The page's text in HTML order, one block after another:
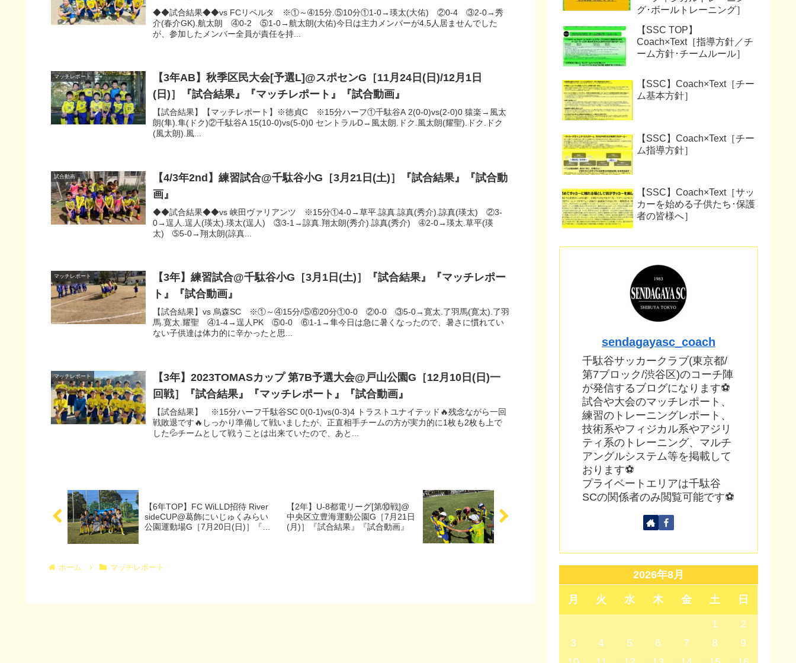
◆◆試合結果◆◆vs FCリベルタ ※①～➃15分.⑤10分①1-0→瑛太(大佑) ②0-4 ③2-0→秀
介(春介GK).航太朗 ④0-2 ⑤1-0→航太朗(大佑)今日は主力メンバーが4.5人居ませんでした
が、参加したメンバー全員が責任を持...
マッチレポート
【3年AB】秋季区民大会[予選L]@スポセンG［11月24日(日)/12月1日
(日)］『試合結果』『マッチレポート』『試合動画』
【試合結果】【マッチレポート】※徳貞C ※15分ハーフ①千駄谷A 2(0-0)vs(2-0)0 猿楽→風太
朗(隼).隼(ドク)②千駄谷A 15(10-0)vs(5-0)0 セントラルD→風太朗.ドク.風太朗(耀聖).ドク.ドク
(風太朗).風...
試合動画
【4/3年2nd】練習試合@千駄谷小G［3月21日(土)］『試合結果』『試合動
画』
◆◆試合結果◆◆vs 峡田ヴァリアンツ ※15分①4-0→草平.諒真.諒真(秀介).諒真(瑛太) ②3-
0→逞人.逞人(瑛太).瑛太(逞人) ③3-1→諒真.翔太朗(秀介).諒真(秀介) ➃2-0→瑛太.草平(瑛
太) ➄5-0→翔太朗(諒真...
マッチレポート
【3年】練習試合@千駄谷小G［3月1日(土)］『試合結果』『マッチレポー
ト』『試合動画』
【試合結果】vs 烏森SC ※①～④15分/⑤⑥20分①0-0 ②0-0 ③5-0→寛太.了羽馬(寛太).了羽
馬.寛太.耀聖 ④1-4→逞人PK ⑤0-0 ⑥1-1→隼今日は急に暑くなったので、暑さに慣れてい
ない子供達は体力的に辛かったと思...
マッチレポート
【3年】2023TOMASカップ 第7B予選大会@戸山公園G［12月10日(日)一
回戦］『試合結果』『マッチレポート』『試合動画』
【試合結果】 ※15分ハーフ千駄谷SC 0(0-1)vs(0-3)4 トラストユナイテッド🔥残念ながら一回
戦敗退です🔥しっかり準備して戦いましたが、正直相手チームの方が実力的に1枚も2枚も上で
した💦チームとして戦うことは出来ていたので、あと...
【6年TOP】FC WiLLD招待 River
sideCUP@葛飾にいじゅくみらい
公園運動場G［7月20日(日)］『試
【2年】U-8都電リーグ[第⑩戦]@
中央区立豊海運動公園G［7月21日
(月)］『試合結果』『試合動画』
ホーム マッチレポート
グ･ボールトレーニング］
【SSC TOP】
Coach×Text［指導方針／チ
ーム方針･チームルール］
【SSC】Coach×Text［チー
ム基本方針］
【SSC】Coach×Text［チー
ム指導方針］
【SSC】Coach×Text［サッ
カーを始める子供たち･保護
者の皆様へ］
sendagayasc_coach
千駄谷サッカークラブ(東京都/
第7ブロック/渋谷区)のコーチ陣
が発信するブログになります⚽
試合や大会のマッチレポート、
練習のトレーニングレポート、
技術系やフィジカル系やアジリ
ティ系のトレーニング、マルチ
アングルシステム等を掲載して
おります⚽
プライベートエリアは千駄谷
SCの関係者のみ閲覧可能です⚽
2026年8月
月 火 水 木 金 土 日
1
2
3
4 5 6 7 8
9